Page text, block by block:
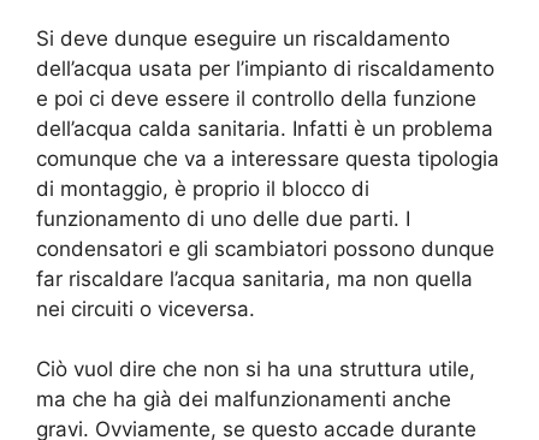
Si deve dunque eseguire un riscaldamento
dell’acqua usata per l’impianto di riscaldamento
e poi ci deve essere il controllo della funzione
dell’acqua calda sanitaria. Infatti è un problema
comunque che va a interessare questa tipologia
di montaggio, è proprio il blocco di
funzionamento di uno delle due parti. I
condensatori e gli scambiatori possono dunque
far riscaldare l’acqua sanitaria, ma non quella
nei circuiti o viceversa.
Ciò vuol dire che non si ha una struttura utile,
ma che ha già dei malfunzionamenti anche
gravi. Ovviamente, se questo accade durante